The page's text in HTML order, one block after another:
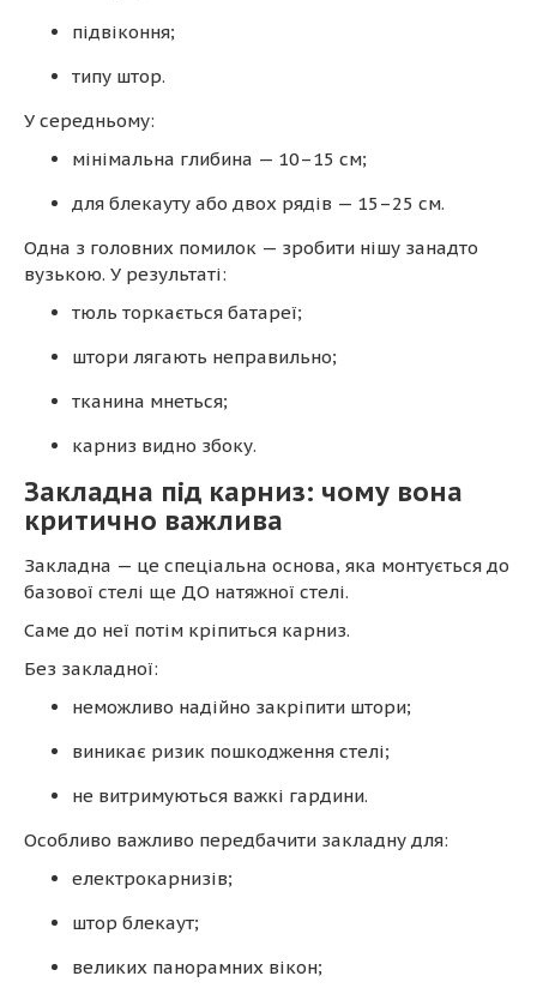
підвіконня;
типу штор.
У середньому:
мінімальна глибина — 10–15 см;
для блекауту або двох рядів — 15–25 см.
Одна з головних помилок — зробити нішу занадто
вузькою. У результаті:
тюль торкається батареї;
штори лягають неправильно;
тканина мнеться;
карниз видно збоку.
Закладна під карниз: чому вона
критично важлива
Закладна — це спеціальна основа, яка монтується до
базової стелі ще ДО натяжної стелі.
Саме до неї потім кріпиться карниз.
Без закладної:
неможливо надійно закріпити штори;
виникає ризик пошкодження стелі;
не витримуються важкі гардини.
Особливо важливо передбачити закладну для:
електрокарнизів;
штор блекаут;
великих панорамних вікон;